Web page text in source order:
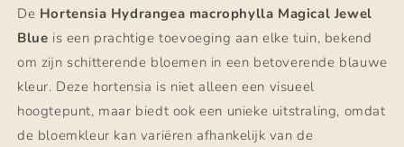
De Hortensia Hydrangea macrophylla Magical Jewel
Blue is een prachtige toevoeging aan elke tuin, bekend
om zijn schitterende bloemen in een betoverende blauwe
kleur. Deze hortensia is niet alleen een visueel
hoogtepunt, maar biedt ook een unieke uitstraling, omdat
de bloemkleur kan variëren afhankelijk van de